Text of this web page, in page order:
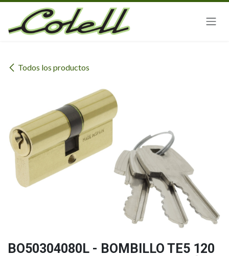
Ir al contenido
Todos los productos
BO50304080L - BOMBILLO TE5 120